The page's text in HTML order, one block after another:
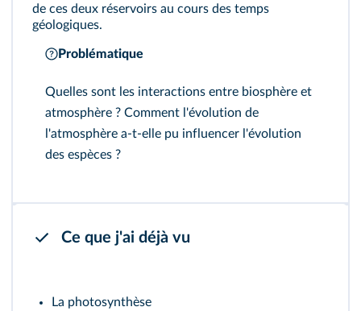
de ces deux réservoirs au cours des temps
géologiques.
Problématique
Quelles sont les interactions entre biosphère et
atmosphère ? Comment l'évolution de
l'atmosphère a-t-elle pu influencer l'évolution
des espèces ?
Ce que j'ai déjà vu
La photosynthèse